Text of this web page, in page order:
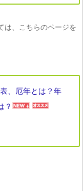
は、こちらのページを
、厄年とは？年
？